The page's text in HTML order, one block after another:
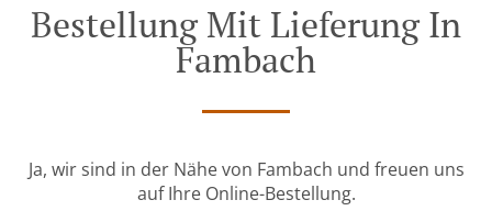
Bestellung Mit Lieferung In
Fambach
Ja, wir sind in der Nähe von Fambach und freuen uns
auf Ihre Online-Bestellung.